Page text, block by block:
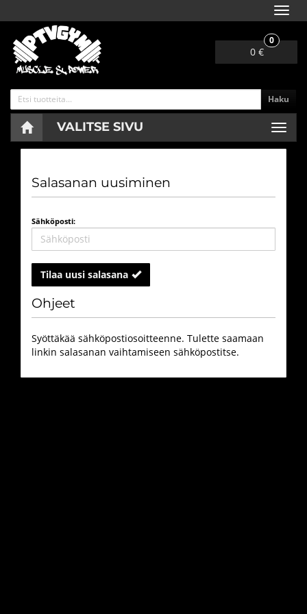
0 €
0
Haku
VALITSE SIVU
Salasanan uusiminen
Sähköposti:
Tilaa uusi salasana
Ohjeet
Syöttäkää sähköpostiosoitteenne. Tulette saamaan
linkin salasanan vaihtamiseen sähköpostitse.